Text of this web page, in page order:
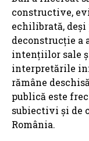
constructive,
echilibrată,
deconstrucție a
intențiilor sale
interpretările
rămâne
publică este
subiectivi și de
România.